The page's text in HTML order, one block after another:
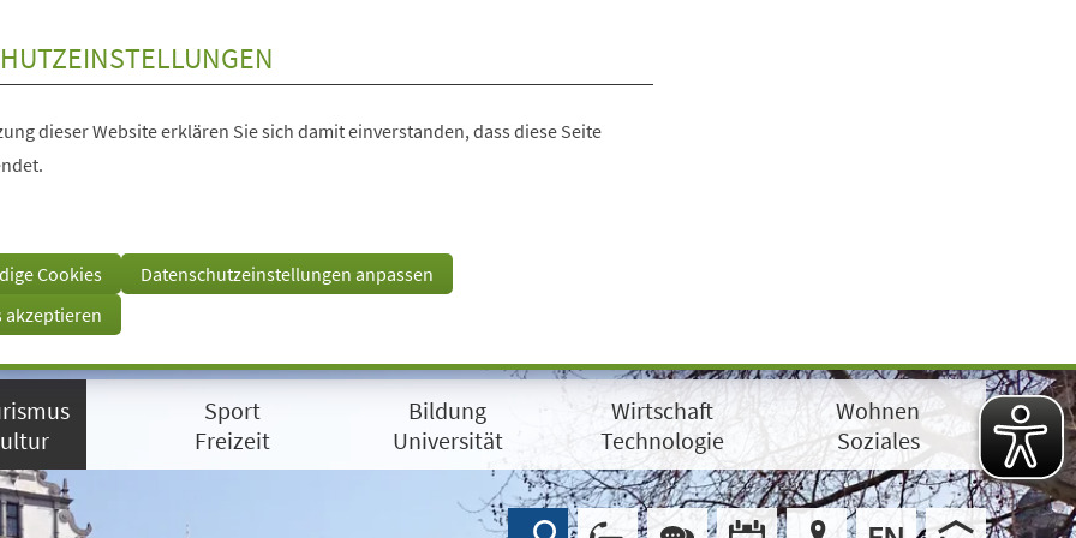
dieser Website erklären Sie sich damit einverstanden, dass diese Seite
Cookies
Datenschutzeinstellungen anpassen
akzeptieren
Sport
Freizeit
Bildung
Universität
Wirtschaft
Technologie
Wohnen
Soziales